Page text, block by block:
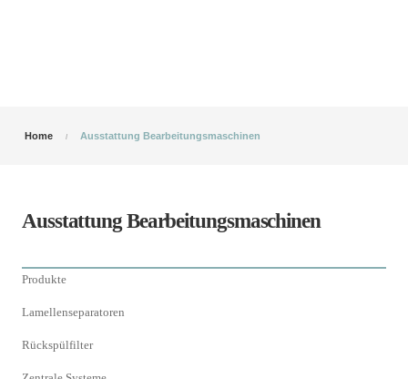
Home Ausstattung Bearbeitungsmaschinen
Ausstattung Bearbeitungsmaschinen
Produkte
Lamellenseparatoren
Rückspülfilter